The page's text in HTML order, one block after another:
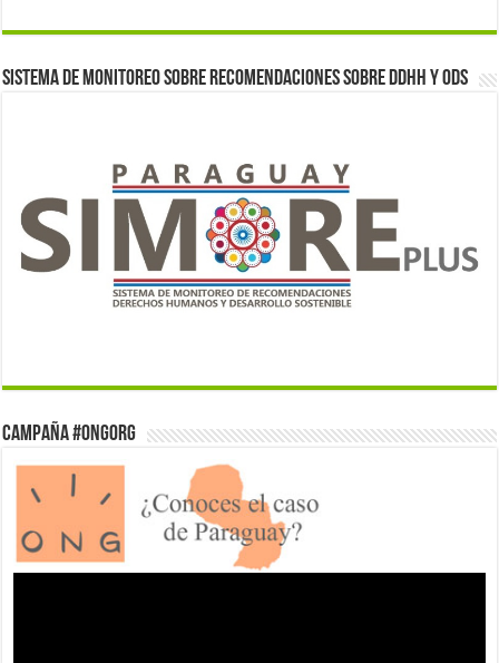
Sistema de monitoreo sobre recomendaciones sobre DDHH y ODS
Campaña #ONGorg